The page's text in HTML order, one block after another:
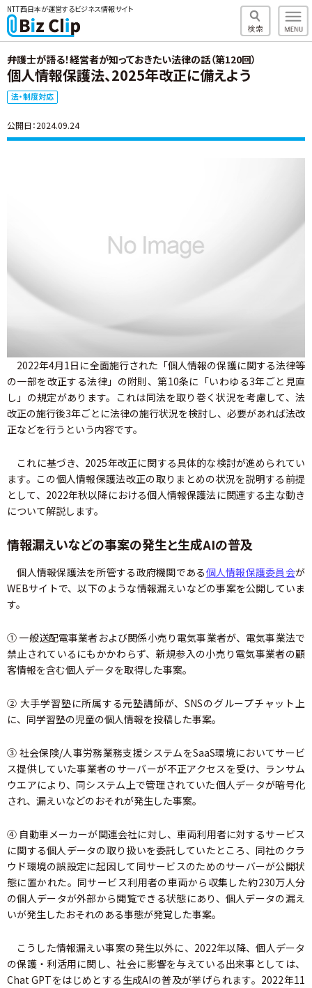
NTT西日本が運営するビジネス情報サイト
弁護士が語る！経営者が知っておきたい法律の話（第120回）
個人情報保護法、2025年改正に備えよう
法・制度対応
公開日：2024.09.24
2022年4月1日に全面施行された「個人情報の保護に関する法律等
の一部を改正する法律」の附則、第10条に「いわゆる3年ごと見直
し」の規定があります。これは同法を取り巻く状況を考慮して、法
改正の施行後3年ごとに法律の施行状況を検討し、必要があれば法改
正などを行うという内容です。
これに基づき、2025年改正に関する具体的な検討が進められてい
ます。この個人情報保護法改正の取りまとめの状況を説明する前提
として、2022年秋以降における個人情報保護法に関連する主な動き
について解説します。
情報漏えいなどの事案の発生と生成AIの普及
個人情報保護法を所管する政府機関である個人情報保護委員会が
WEBサイトで、以下のような情報漏えいなどの事案を公開していま
す。
① 一般送配電事業者および関係小売り電気事業者が、電気事業法で
禁止されているにもかかわらず、新規参入の小売り電気事業者の顧
客情報を含む個人データを取得した事案。
② 大手学習塾に所属する元塾講師が、SNSのグループチャット上
に、同学習塾の児童の個人情報を投稿した事案。
③ 社会保険/人事労務業務支援システムをSaaS環境においてサービ
ス提供していた事業者のサーバーが不正アクセスを受け、ランサム
ウエアにより、同システム上で管理されていた個人データが暗号化
され、漏えいなどのおそれが発生した事案。
④ 自動車メーカーが関連会社に対し、車両利用者に対するサービス
に関する個人データの取り扱いを委託していたところ、同社のクラ
ウド環境の誤設定に起因して同サービスのためのサーバーが公開状
態に置かれた。同サービス利用者の車両から収集した約230万人分
の個人データが外部から閲覧できる状態にあり、個人データの漏え
いが発生したおそれのある事態が発覚した事案。
こうした情報漏えい事案の発生以外に、2022年以降、個人データ
の保護・利活用に関し、社会に影響を与えている出来事としては、
Chat GPTをはじめとする生成AIの普及が挙げられます。2022年11